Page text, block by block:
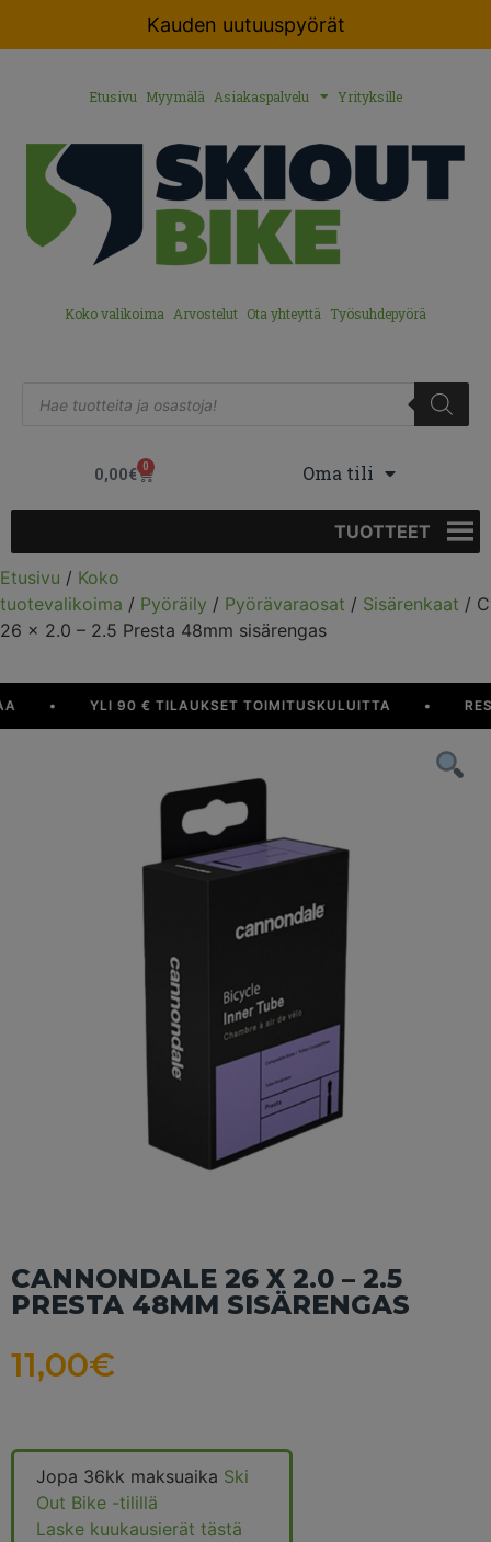
Kauden uutuuspyörät
Etusivu Myymälä Asiakaspalvelu Yrityksille
Koko valikoima Arvostelut Ota yhteyttä Työsuhdepyörä
0,00€ 0 Oma tili
TUOTTEET
Etusivu / Koko
tuotevalikoima / Pyöräily / Pyörävaraosat / Sisärenkaat /
26 x 2.0 – 2.5 Presta 48mm sisärengas
YLI 90 € TILAUKSET TOIMITUSKULUITTA
CANNONDALE 26 X 2.0 – 2.5
PRESTA 48MM SISÄRENGAS
11,00€
Jopa 36kk maksuaika Ski
Out Bike -tilillä
Laske kuukausierät tästä